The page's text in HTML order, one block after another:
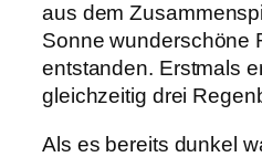
aus dem
Sonne wunderschöne
entstanden. Erstmals
gleichzeitig drei
Als es bereits dunkel